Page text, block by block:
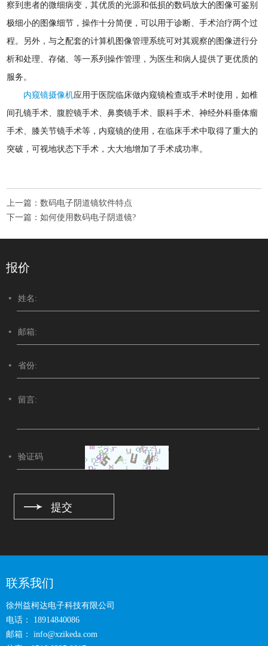
察到患者的微细病变，其优质的光源和低损的数码放大的图像可鉴别
极细小的图像细节，操作十分简便，可以用于诊断、手术治疗两个过
程。另外，与之配套的计算机图像管理系统可对其观察的图像进行分
析和处理、存储、等一系列操作管理，为医生和病人提供了更优质的
服务。
内窥镜摄像机应用于医院临床做内窥镜检查或手术时使用，如椎
间孔镜手术、腹腔镜手术、鼻窦镜手术、眼科手术、神经外科垂体瘤
手术、膝关节镜手术等，内窥镜的使用，在临床手术中取得了重大的
突破，可视地状态下手术，大大地增加了手术成功率。
上一篇：数码电子阴道镜软件特点
下一篇：如何使用数码电子阴道镜?
报价
联系我们
徐州益柯达电子科技有限公司
电话： 18914840086
邮箱：
info@xzikeda.com